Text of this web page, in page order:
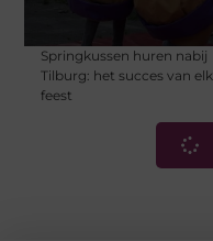
Springkussen huren nabij
Tilburg: het succes van elk
feest